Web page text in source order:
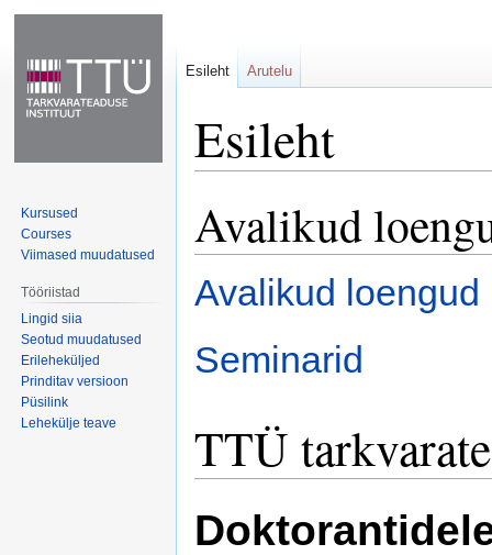
Esileht
navigeerimisribale
otsikasti
Avalikud
Avalikud loengud
Seminarid
TTÜ
Esileht Arutelu
Kursused
Courses
Viimased muudatused
Tööriistad
Lingid siia
Seotud muudatused
Erileheküljed
Prinditav versioon
Püsilink
Lehekülje teave